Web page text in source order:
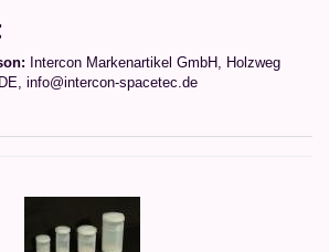
Intercon Markenartikel GmbH, Holzweg
info@intercon-spacetec.de